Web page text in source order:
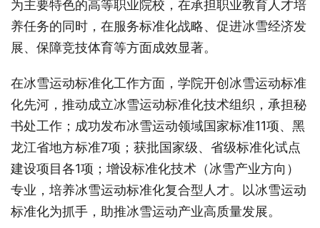
为主要特色的高等职业院校，在承担职业教育人才培
养任务的同时，在服务标准化战略、促进冰雪经济发
展、保障竞技体育等方面成效显著。
在冰雪运动标准化工作方面，学院开创冰雪运动标准
化先河，推动成立冰雪运动标准化技术组织，承担秘
书处工作；成功发布冰雪运动领域国家标准11项、黑
龙江省地方标准7项；获批国家级、省级标准化试点
建设项目各1项；增设标准化技术（冰雪产业方向）
专业，培养冰雪运动标准化复合型人才。以冰雪运动
标准化为抓手，助推冰雪运动产业高质量发展。